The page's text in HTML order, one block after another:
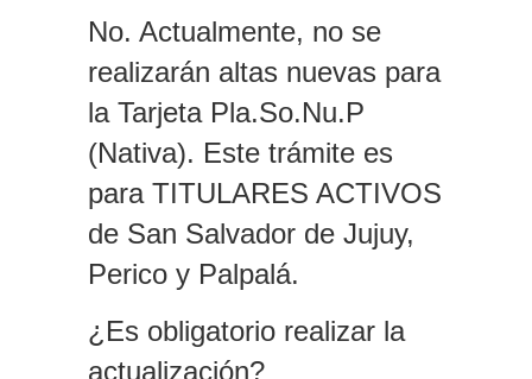
No. Actualmente, no se
realizarán altas nuevas para
la Tarjeta Pla.So.Nu.P
(Nativa). Este trámite es
para TITULARES ACTIVOS
de San Salvador de Jujuy,
Perico y Palpalá.
¿Es obligatorio realizar la
actualización?